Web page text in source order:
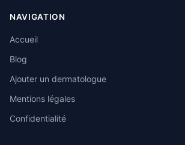
NAVIGATION
Accueil
Blog
Ajouter un dermatologue
Mentions légales
Confidentialité